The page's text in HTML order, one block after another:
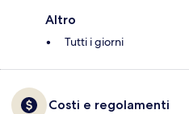
Altro
Tutti i giorni
Costi e regolamenti